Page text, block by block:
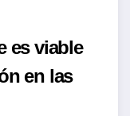
es viable
en las